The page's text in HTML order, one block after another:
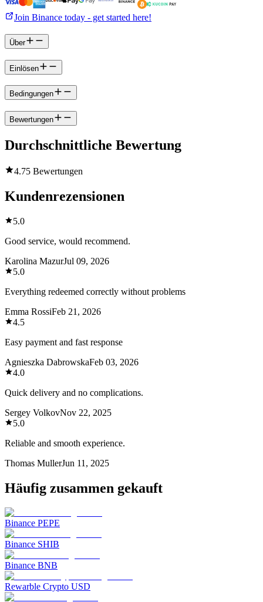
Join Binance today - get started here!
Über
Einlösen
Bedingungen
Bewertungen
Durchschnittliche Bewertung
4.75 Bewertungen
Kundenrezensionen
5.0
Good service, would recommend.
Karolina MazurJul 09, 2026
5.0
Everything redeemed correctly without problems
Emma RossiFeb 21, 2026
4.5
Easy payment and fast response
Agnieszka DabrowskaFeb 03, 2026
4.0
Quick delivery and no complications.
Sergey VolkovNov 22, 2025
5.0
Reliable and smooth experience.
Thomas MullerJun 11, 2025
Häufig zusammen gekauft
Binance PEPE
Binance SHIB
Binance BNB
Rewarble Crypto USD